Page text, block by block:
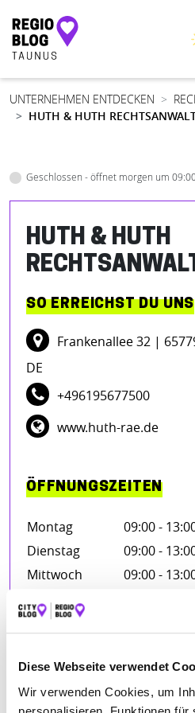
Diese Webseite verwendet
Wir verwenden Cookies, um
Hauptnavigation
UNTERNEHMEN ENTDECKEN
HUTH & HUTH
Geschlossen - öffnet morgen um
HUTH & HUTH
SO ERREICHST DU UNS
Frankenallee 32 |
DE
+496195677500
www.huth-rae.de
ÖFFNUNGSZEITEN
Montag
09:00 -
Dienstag
09:00 -
Mittwoch
09:00 -
Donnerstag
09:00 -
Freitag
BEWERTUNGEN